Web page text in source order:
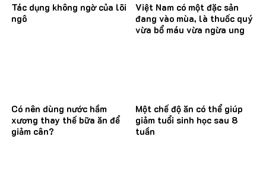
Tác dụng không ngờ của lõi
ngô
Việt Nam có một đặc sản
đang vào mùa, là thuốc quý
vừa bổ máu vừa ngừa ung
Có nên dùng nước hầm
xương thay thế bữa ăn để
giảm cân?
Một chế độ ăn có thể giúp
giảm tuổi sinh học sau 8
tuần